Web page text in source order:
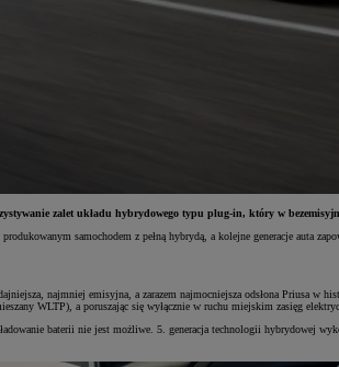
zalet układu hybrydowego typu plug-in, który w
samochodem z pełną hybrydą, a kolejne generacje auta
najmniej emisyjna, a zarazem najmocniejsza odsłona Priusa w
WLTP), a poruszając się wyłącznie w ruchu miejskim zasięg
baterii nie jest możliwe. 5. generacja technologii hybrydowej